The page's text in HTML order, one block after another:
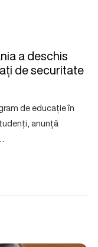
a deschis
de securitate
de educație în
anunță